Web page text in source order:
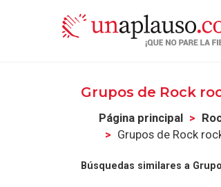
Grupos de Rock
Página principal
Grupos de Rock
Búsquedas similares a